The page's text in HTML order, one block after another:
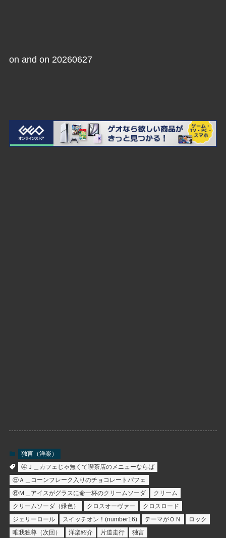
on and on 20260627
独言（洋楽）
④Ｊ＿カフェじゃ無くて喫茶店のメニューならば
⑤Ａ＿コーンフレーク入りのチョコレートパフェ
⑥Ｍ＿アイスがグラスに命一杯のクリームソーダ
クリーム
クリームソーダ（緑色）
クロスオーヴァー
クロスロード
ジェリーロール
スイッチオン！(number16) テーマがＯＮ
ロック
唯我独尊（次回）
洋楽紹介 片道走行 独言